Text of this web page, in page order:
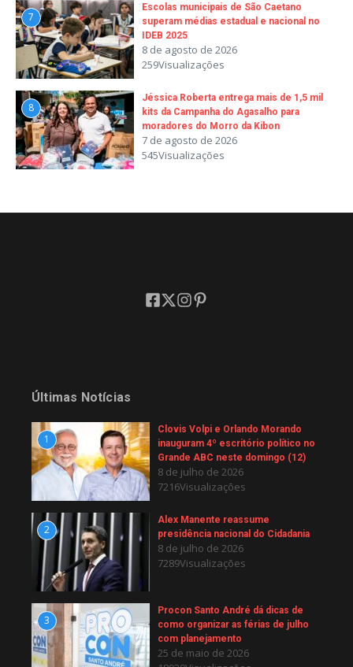
7
Escolas municipais de São Caetano
superam médias estadual e nacional no
IDEB 2025
8 de agosto de 2026
259Visualizações
8
Jéssica Roberta entrega mais de 1,5 mil
kits da Campanha do Agasalho para
moradores do Morro da Kibon
7 de agosto de 2026
545Visualizações
Últimas Notícias
1
Clovis Volpi e Orlando Morando
inauguram 4º escritório político no
Grande ABC neste domingo (12)
8 de julho de 2026
7216Visualizações
2
Alex Manente reassume
presidência nacional do Cidadania
8 de julho de 2026
7289Visualizações
3
Procon Santo André dá dicas de
como organizar as férias de julho
com planejamento
25 de maio de 2026